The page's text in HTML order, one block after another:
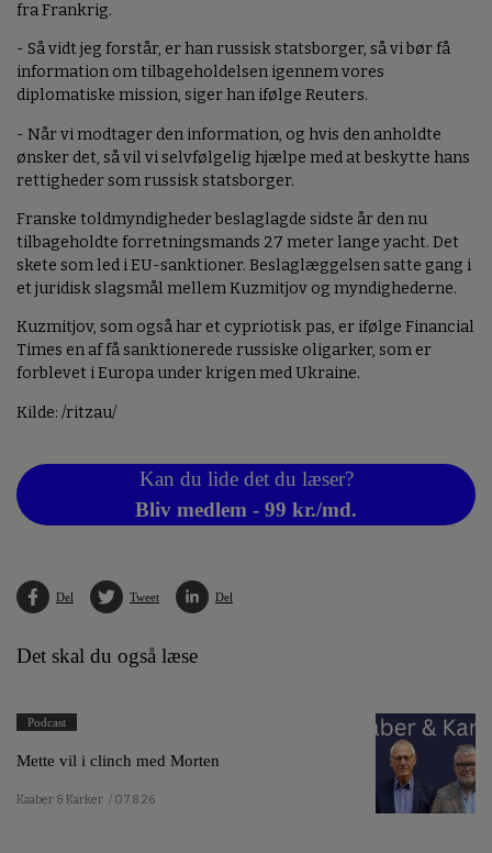
fra Frankrig.
- Så vidt jeg forstår, er han russisk statsborger, så vi bør få
information om tilbageholdelsen igennem vores
diplomatiske mission, siger han ifølge Reuters.
- Når vi modtager den information, og hvis den anholdte
ønsker det, så vil vi selvfølgelig hjælpe med at beskytte hans
rettigheder som russisk statsborger.
Franske toldmyndigheder beslaglagde sidste år den nu
tilbageholdte forretningsmands 27 meter lange yacht. Det
skete som led i EU-sanktioner. Beslaglæggelsen satte gang i
et juridisk slagsmål mellem Kuzmitjov og myndighederne.
Kuzmitjov, som også har et cypriotisk pas, er ifølge Financial
Times en af få sanktionerede russiske oligarker, som er
forblevet i Europa under krigen med Ukraine.
Kilde: /ritzau/
Kan du lide det du læser?
Bliv medlem - 99 kr./md.
Del Tweet Del
Det skal du også læse
Podcast
Mette vil i clinch med Morten
Kaaber & Karker / 07.8.26